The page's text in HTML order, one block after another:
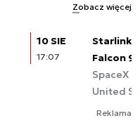
Zobacz więcej
10 SIE
17:07
Starlink
Falcon 9
SpaceX
United
Reklama